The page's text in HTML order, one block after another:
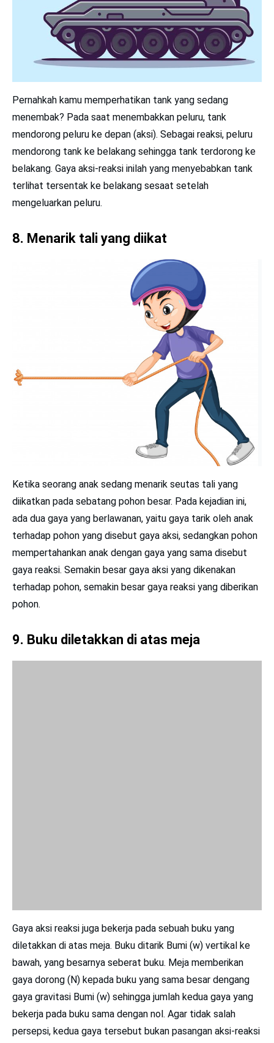
mengeluarkan peluru.
. Menarik tali yang diikat
Ketika seorang anak sedang menarik seutas tali yang
diikatkan pada sebatang pohon besar. Pada kejadian ini,
ada dua gaya yang berlawanan, yaitu gaya tarik oleh anak
terhadap pohon yang disebut gaya aksi, sedangkan pohon
mempertahankan anak dengan gaya yang sama disebut
gaya reaksi. Semakin besar gaya aksi yang dikenakan
terhadap pohon, semakin besar gaya reaksi yang diberikan
. Buku diletakkan di atas meja
Gaya aksi reaksi juga bekerja pada sebuah buku yang
Mesin turbo pesawat memberikan gaya aksi melalui gas
buang ke bagian belakang. Sebaliknya, semburan gas